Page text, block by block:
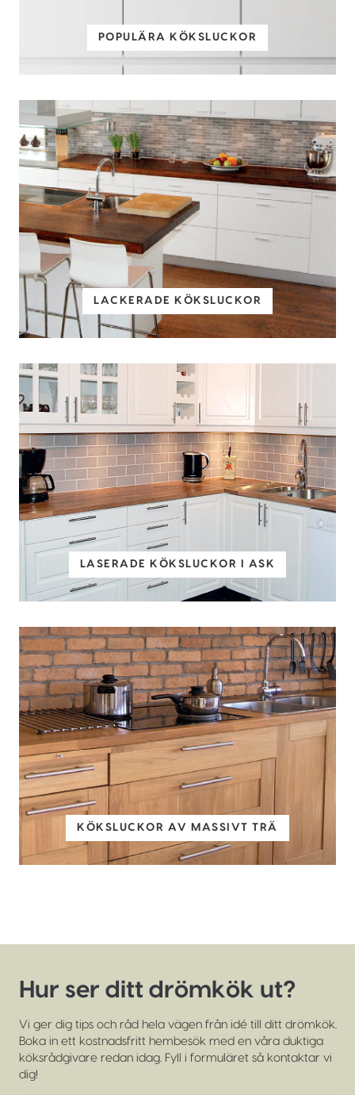
POPULÄRA KÖKSLUCKOR
LACKERADE KÖKSLUCKOR
LASERADE KÖKSLUCKOR I ASK
KÖKSLUCKOR AV MASSIVT TRÄ
Hur ser ditt drömkök ut?
Vi ger dig tips och råd hela vägen från idé till ditt drömkök.
Boka in ett kostnadsfritt hembesök med en våra duktiga
köksrådgivare redan idag. Fyll i formuläret så kontaktar vi
dig!